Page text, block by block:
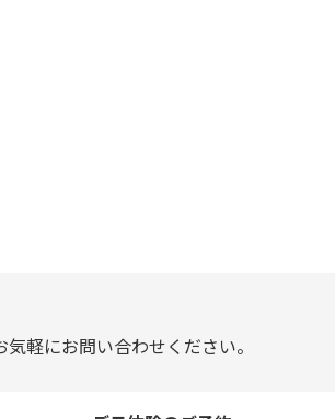
軽にお問い合わせください。